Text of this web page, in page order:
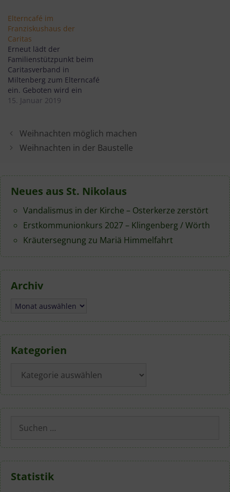
Christfest einmal anders
feiern möchten, sind
wieder herzlich
eingeladen. Denn seit
Jahren wird am 24.
Dezember in den Räumen
des Caritasverbandes ein
Angebot für alle
unterbreitet,…
Elterncafé im
Franziskushaus der
Caritas
Erneut lädt der
Familienstützpunkt beim
Caritasverband in
Miltenberg zum Elterncafé
ein. Geboten wird ein
offener Treffpunkt für
Patchworkeltern und
Erziehungsverantwortung
15. Januar 2019
Weihnachten möglich machen
Weihnachten in der Baustelle
Neues aus St. Nikolaus
Vandalismus in der Kirche – Osterkerze zerstört
Erstkommunionkurs 2027 – Klingenberg / Wörth
Kräutersegnung zu Mariä Himmelfahrt
Archiv
Archiv
Kategorien
Suchen
nach:
Statistik